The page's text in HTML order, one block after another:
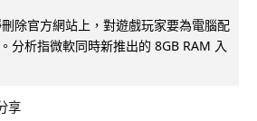
除官方網站上，對遊戲玩家要為電腦配
分析指微軟同時新推出的 8GB RAM 入
享